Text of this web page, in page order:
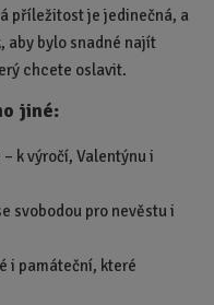
příležitost je jedinečná, a
aby bylo snadné najít
chcete oslavit.
jiné:
k výročí, Valentýnu i
svobodou pro nevěstu i
i památeční, které